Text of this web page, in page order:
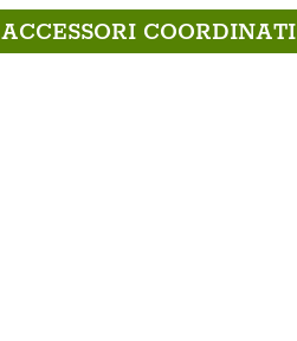
ACCESSORI COORDINATI